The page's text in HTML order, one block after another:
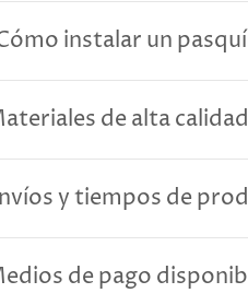
instalar un
de alta
y tiempos de
de pago